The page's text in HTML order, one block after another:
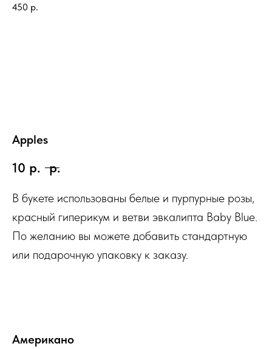
450 р.
Apples
10 р. р.
В букете использованы белые и пурпурные розы,
красный гиперикум и ветви эвкалипта Baby Blue.
По желанию вы можете добавить стандартную
или подарочную упаковку к заказу.
Американо